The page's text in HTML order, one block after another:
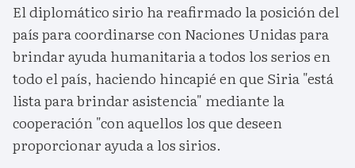
El diplomático sirio ha reafirmado la posición del
país para coordinarse con Naciones Unidas para
brindar ayuda humanitaria a todos los serios en
todo el país, haciendo hincapié en que Siria "está
lista para brindar asistencia" mediante la
cooperación "con aquellos los que deseen
proporcionar ayuda a los sirios.